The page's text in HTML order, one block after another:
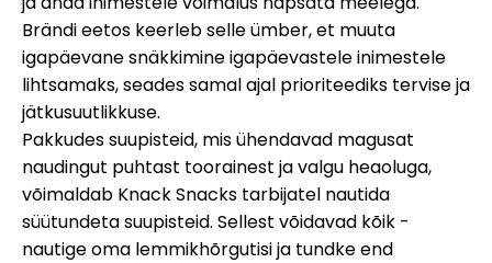
Brändi eetos keerleb selle ümber, et muuta
igapäevane snäkkimine igapäevastele inimestele
lihtsamaks, seades samal ajal prioriteediks tervise ja
jätkusuutlikkuse.
Pakkudes suupisteid, mis ühendavad magusat
naudingut puhtast toorainest ja valgu heaoluga,
võimaldab Knack Snacks tarbijatel nautida
süütundeta suupisteid. Sellest võidavad kõik -
nautige oma lemmikhõrgutisi ja tundke end